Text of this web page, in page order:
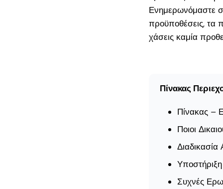
Search
for:
άρθρα
Πήρες Έγκριση
ΔΥΠΑ 18-29
– Τι Κάνεις
τους
Προγράμματος
Ενημερωνόμαστε
προϋποθέσεις, τα
χάσεις καμία
Πίνακας
Πίνακας –
Ποιοι
Συχνές